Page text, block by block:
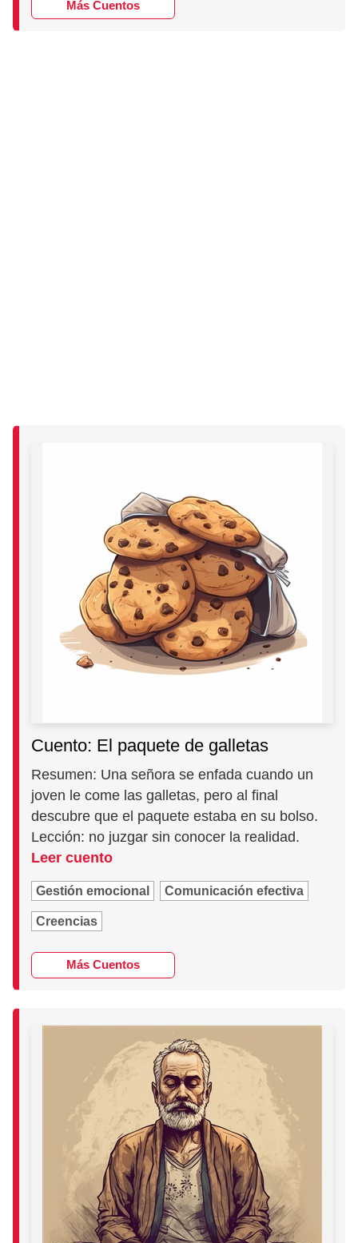
Más Cuentos
Cuento: El paquete de galletas
Resumen: Una señora se enfada cuando un
joven le come las galletas, pero al final
descubre que el paquete estaba en su bolso.
Lección: no juzgar sin conocer la realidad.
Leer cuento
Gestión emocional Comunicación efectiva
Creencias
Más Cuentos